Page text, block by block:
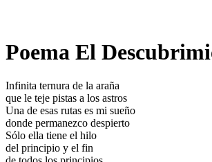
Poema El
Infinita ternura de la araña
que le teje pistas a los astros
Una de esas rutas es mi sueño
donde permanezco despierto
Sólo ella tiene el hilo
del principio y el fin